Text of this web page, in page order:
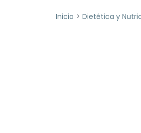
Inicio Dietética y